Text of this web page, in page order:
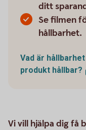
ditt
Se filmen
hållbarhet.
Vad är
produkt hållbar?
Vi vill hjälpa dig få